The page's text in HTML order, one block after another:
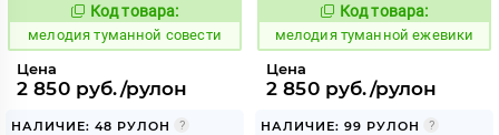
966273
Код товара:
мелодия туманной совести
Цена
2 850 руб./рулон
НАЛИЧИЕ: 48 РУЛОН
966274
Код товара:
мелодия туманной ежевики
Цена
2 850 руб./рулон
НАЛИЧИЕ: 99 РУЛОН